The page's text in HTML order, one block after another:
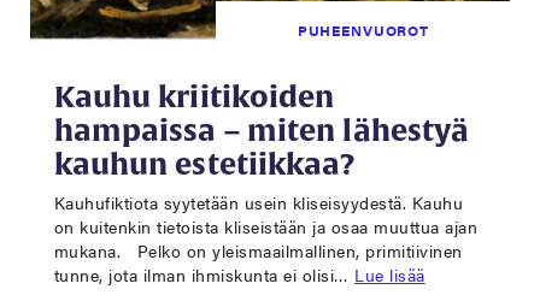
PUHEENVUOROT
Kauhu kriitikoiden
hampaissa – miten lähestyä
kauhun estetiikkaa?
Kauhufiktiota syytetään usein kliseisyydestä. Kauhu
on kuitenkin tietoista kliseistään ja osaa muuttua ajan
mukana. Pelko on yleismaailmallinen, primitiivinen
tunne, jota ilman ihmiskunta ei olisi… Lue lisää